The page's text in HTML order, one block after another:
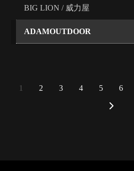
BIG LION / 威力屋
ADAMOUTDOOR
1 2 3 4 5 6